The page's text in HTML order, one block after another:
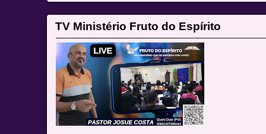
TV Ministério Fruto do Espírito